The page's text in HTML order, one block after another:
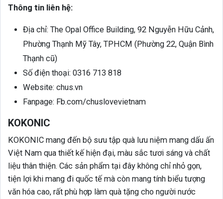
Thông tin liên hệ:
Địa chỉ: The Opal Office Building, 92 Nguyễn Hữu Cảnh,
Phường Thạnh Mỹ Tây, TPHCM (Phường 22, Quận Bình
Thạnh cũ)
Số điện thoại: 0316 713 818
Website: chus.vn
Fanpage: Fb.com/chuslovevietnam
KOKONIC
KOKONIC mang đến bộ sưu tập quà lưu niệm mang dấu ấn
Việt Nam qua thiết kế hiện đại, màu sắc tươi sáng và chất
liệu thân thiện. Các sản phẩm tại đây không chỉ nhỏ gọn,
tiện lợi khi mang đi quốc tế mà còn mang tính biểu tượng
văn hóa cao, rất phù hợp làm quà tặng cho người nước